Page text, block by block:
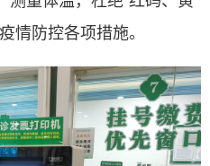
情防控各项措施。